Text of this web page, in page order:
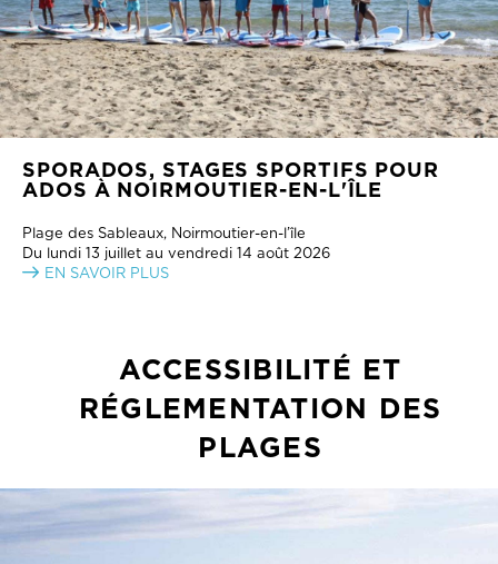
SPORADOS, STAGES SPORTIFS POUR
ADOS À NOIRMOUTIER-EN-L'ÎLE
Plage des Sableaux, Noirmoutier-en-l’île
Du lundi 13 juillet au vendredi 14 août 2026
EN SAVOIR PLUS
ACCESSIBILITÉ ET
RÉGLEMENTATION DES
PLAGES